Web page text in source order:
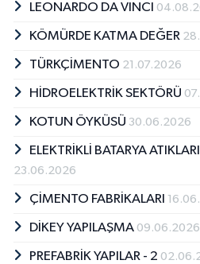
LEONARDO DA VINCI
KÖMÜRDE KATMA DEĞER
TÜRKÇİMENTO 21.07.2026
HİDROELEKTRİK SEKTÖRÜ
KOTUN ÖYKÜSÜ 30.06.2026
ELEKTRİKLİ BATARYA
23.06.2026
ÇİMENTO FABRİKALARI
DİKEY YAPILAŞMA 09.06.2026
PREFABRİK YAPILAR - 2